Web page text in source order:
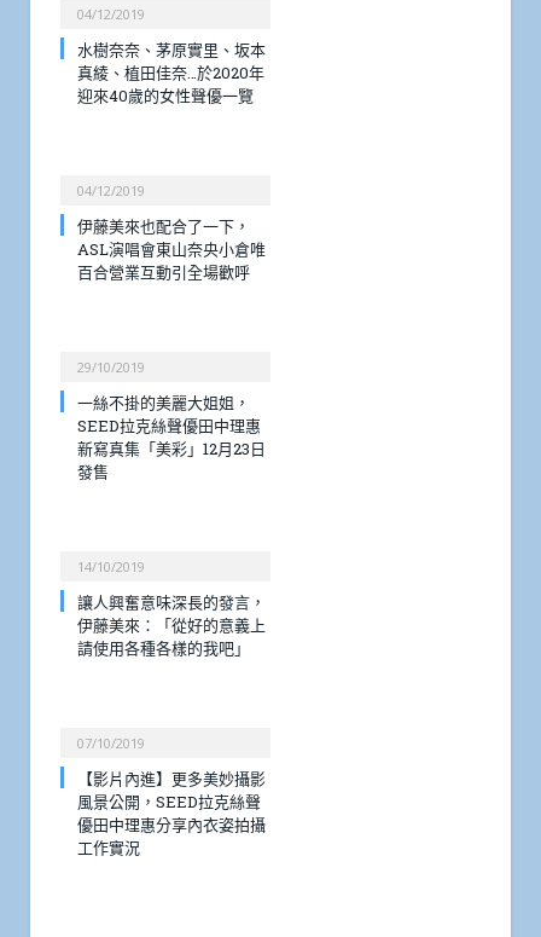
04/12/2019
水樹奈奈、茅原實里、坂本
真綾、植田佳奈…於2020年
迎來40歲的女性聲優一覽
04/12/2019
伊藤美來也配合了一下，
ASL演唱會東山奈央小倉唯
百合營業互動引全場歡呼
29/10/2019
一絲不掛的美麗大姐姐，
SEED拉克絲聲優田中理惠
新寫真集「美彩」12月23日
發售
14/10/2019
讓人興奮意味深長的發言，
伊藤美來：「從好的意義上
請使用各種各樣的我吧」
07/10/2019
【影片內進】更多美妙攝影
風景公開，SEED拉克絲聲
優田中理惠分享內衣姿拍攝
工作實況